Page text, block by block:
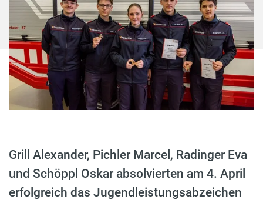
Grill Alexander, Pichler Marcel, Radinger Eva
und Schöppl Oskar absolvierten am 4. April
erfolgreich das Jugendleistungsabzeichen